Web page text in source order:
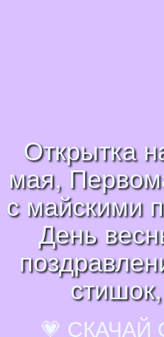
Открытка
мая,
с майскими
День
💗 СКАЧАЙ